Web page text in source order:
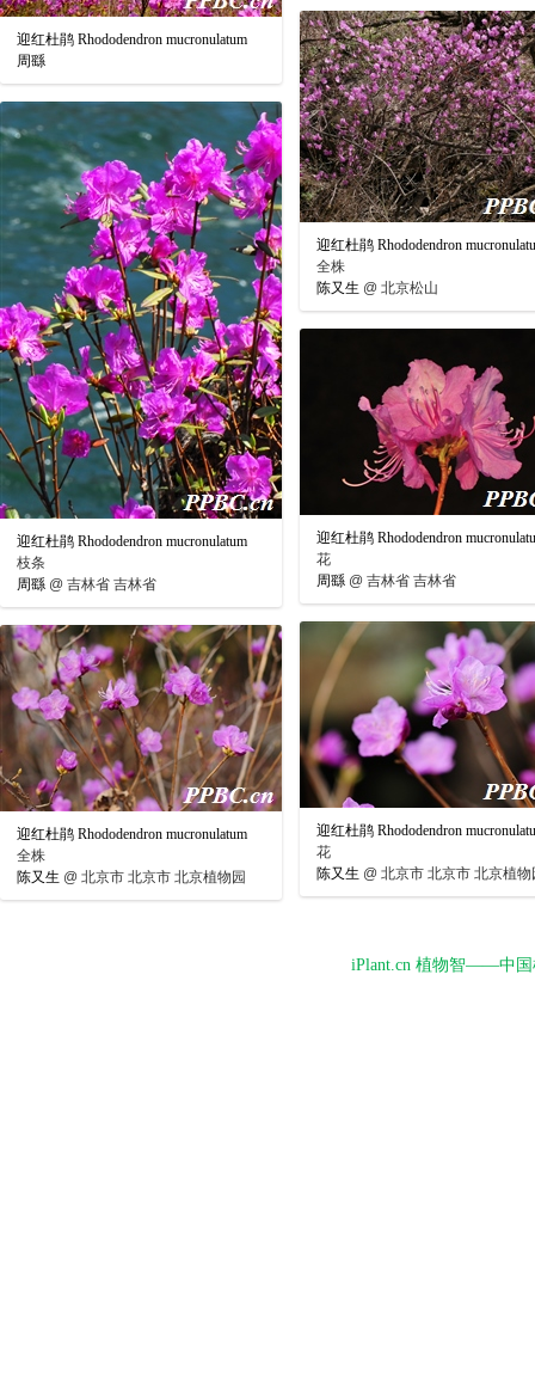
迎红杜鹃 Rhododendron mucronulatum
周繇
迎红杜鹃 Rhododendron
全株
陈又生 @ 北京松山
迎红杜鹃 Rhododendron mucronulatum
枝条
周繇 @ 吉林省 吉林省
迎红杜鹃 Rhododendron
花
周繇 @ 吉林省 吉林省
迎红杜鹃 Rhododendron
花
陈又生 @ 北京市 北京市 北京植物
迎红杜鹃 Rhododendron mucronulatum
全株
陈又生 @ 北京市 北京市 北京植物园
iPlant.cn 植物智——中国